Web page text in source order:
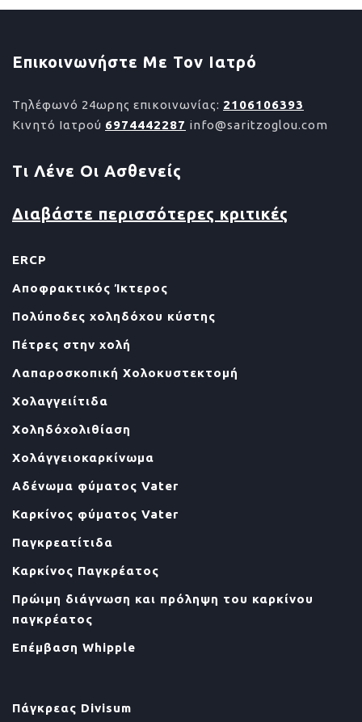
Επικοινωνήστε Με Τον Ιατρό
Τηλέφωνό 24ωρης επικοινωνίας: 2106106393
Κινητό Ιατρού 6974442287 info@saritzoglou.com
Τι Λένε Οι Ασθενείς
Διαβάστε περισσότερες κριτικές
ERCP
Αποφρακτικός Ίκτερος
Πολύποδες χοληδόχου κύστης
Πέτρες στην χολή
Λαπαροσκοπική Χολοκυστεκτομή
Χολαγγειίτιδα
Χοληδόχολιθίαση
Χολάγγειοκαρκίνωμα
Αδένωμα φύματος Vater
Καρκίνος φύματος Vater
Παγκρεατίτιδα
Καρκίνος Παγκρέατος
Πρώιμη διάγνωση και πρόληψη του καρκίνου
παγκρέατος
Επέμβαση Whipple
Πάγκρεας Divisum